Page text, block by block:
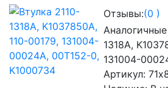
Отзывы:(0 )
1318A,
131004-
Артикул: